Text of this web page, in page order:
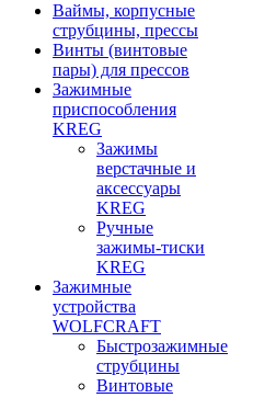
Ваймы, корпусные
струбцины, прессы
Винты (винтовые
пары) для прессов
Зажимные
приспособления
KREG
Зажимы
верстачные и
аксессуары
KREG
Ручные
зажимы-тиски
KREG
Зажимные
устройства
WOLFCRAFT
Быстрозажимные
струбцины
Винтовые